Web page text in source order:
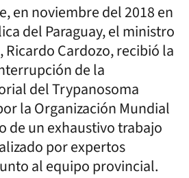
en noviembre del 2018 en
del Paraguay, el ministro
Ricardo Cardozo, recibió la
de la
del Trypanosoma
la Organización Mundial
de un exhaustivo trabajo
por expertos
al equipo provincial.